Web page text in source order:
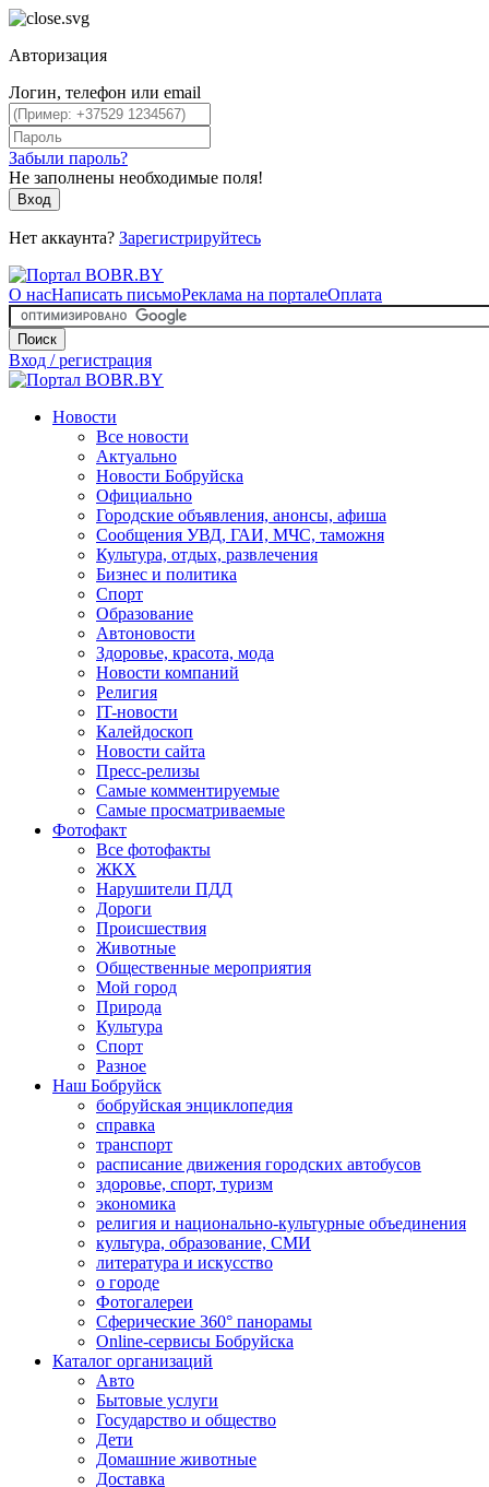
Авторизация
Логин, телефон или email
Забыли пароль?
Не заполнены необходимые поля!
Вход
Нет аккаунта? Зарегистрируйтесь
О насНаписать письмоРеклама на порталеОплата
Поиск
Вход / регистрация
Новости
Все новости
Актуально
Новости Бобруйска
Официально
Городские объявления, анонсы, афиша
Сообщения УВД, ГАИ, МЧС, таможня
Культура, отдых, развлечения
Бизнес и политика
Спорт
Образование
Автоновости
Здоровье, красота, мода
Новости компаний
Религия
IT-новости
Калейдоскоп
Новости сайта
Пресс-релизы
Самые комментируемые
Самые просматриваемые
Фотофакт
Все фотофакты
ЖКХ
Нарушители ПДД
Дороги
Происшествия
Животные
Общественные мероприятия
Мой город
Природа
Культура
Спорт
Разное
Наш Бобруйск
бобруйская энциклопедия
справка
транспорт
расписание движения городских автобусов
здоровье, спорт, туризм
экономика
религия и национально-культурные объединения
культура, образование, СМИ
литература и искусство
о городе
Фотогалереи
Сферические 360° панорамы
Online-сервисы Бобруйска
Каталог организаций
Авто
Бытовые услуги
Государство и общество
Дети
Домашние животные
Доставка